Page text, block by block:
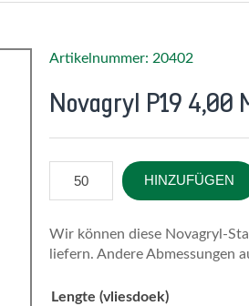
Artikelnummer: 20402
Novagryl P19 4,00
HINZUFÜGEN
Wir können diese Novagryl-
liefern. Andere Abmessungen
Lengte (vliesdoek)